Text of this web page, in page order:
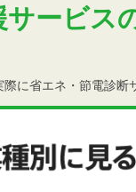
ービス
際に省エネ・節電診断